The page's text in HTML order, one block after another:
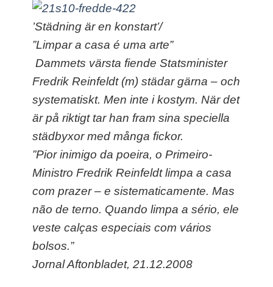
’Städning är en konstart’/
”Limpar a casa é uma arte”
Dammets värsta fiende Statsminister
Fredrik Reinfeldt (m) städar gärna – och
systematiskt. Men inte i kostym. När det
är på riktigt tar han fram sina speciella
städbyxor med många fickor.
”Pior inimigo da poeira, o Primeiro-
Ministro Fredrik Reinfeldt limpa a casa
com prazer – e sistematicamente. Mas
não de terno. Quando limpa a sério, ele
veste calças especiais com vários
bolsos.”
Jornal Aftonbladet, 21.12.2008